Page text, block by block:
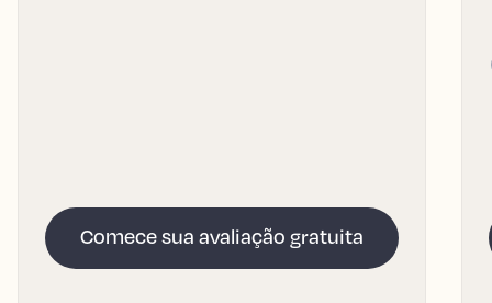
Comece sua avaliação gratuita